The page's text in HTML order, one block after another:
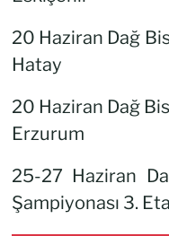
20 Haziran Dağ
Hatay
20 Haziran Dağ
Erzurum
25-27 Haziran
Şampiyonası 3.